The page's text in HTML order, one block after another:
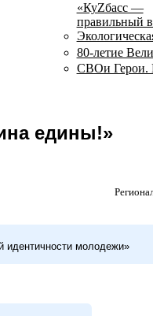
«КуZбасс —
правильный
80-летие
СВОи Герои.
едины!»
идентичности молодежи»